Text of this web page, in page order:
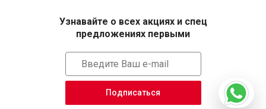
Узнавайте о всех акциях и спец
предложениях первыми
Подписаться